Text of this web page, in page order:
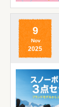
9
Nov
2025